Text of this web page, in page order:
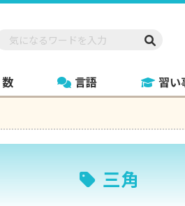
数 言語 習い
三角